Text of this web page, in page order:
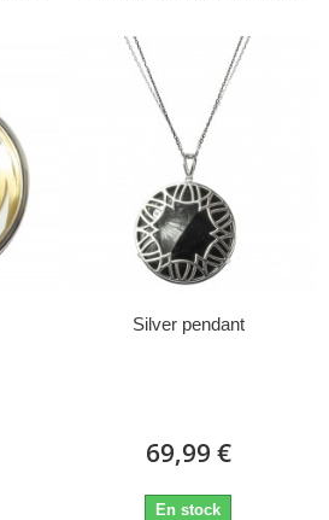
Silver pendant
69,99 €
En stock